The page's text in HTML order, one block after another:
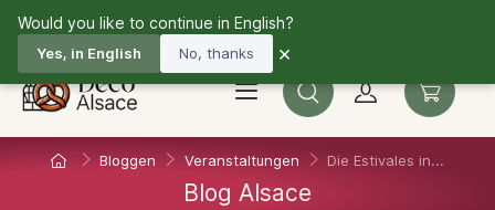
Would you like to continue in English?
Yes, in English No, thanks ×
+33 3 67 10 33 36
Bloggen Veranstaltungen Die Estivales in...
Blog Alsace